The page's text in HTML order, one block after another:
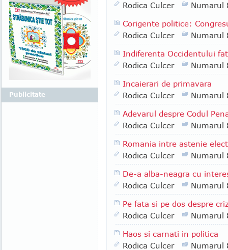
Rodica Culcer
Numarul
Corigente politice:
Rodica Culcer
Numarul
Indiferenta Occidentului
Rodica Culcer
Numarul
Incaierari de primavara
Rodica Culcer
Numarul
Adevarul despre Codul
Rodica Culcer
Numarul
Romania intre astenie
Rodica Culcer
Numarul
De-a alba-neagra cu
Rodica Culcer
Numarul
Pe fata si pe dos despre
Rodica Culcer
Numarul
Haos si carnati in politica
Rodica Culcer
Numarul
Publicitate